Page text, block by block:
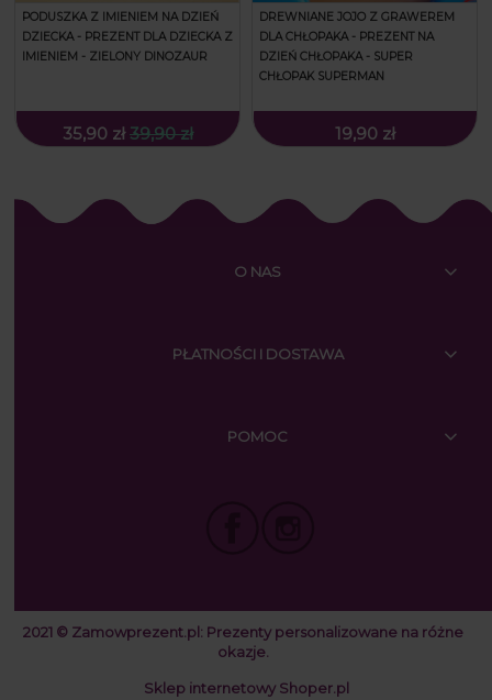
PODUSZKA Z IMIENIEM NA DZIEŃ
DZIECKA - PREZENT DLA DZIECKA Z
IMIENIEM - ZIELONY DINOZAUR
35,90 zł 39,90 zł
DREWNIANE JOJO Z GRAWEREM
DLA CHŁOPAKA - PREZENT NA
DZIEŃ CHŁOPAKA - SUPER
CHŁOPAK SUPERMAN
19,90 zł
O NAS
PŁATNOŚCI I DOSTAWA
POMOC
2021 © Zamowprezent.pl: Prezenty personalizowane na różne
okazje.
Sklep internetowy Shoper.pl